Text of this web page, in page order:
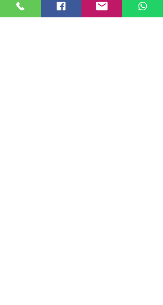
פוסטים אחרונים הצג הכול